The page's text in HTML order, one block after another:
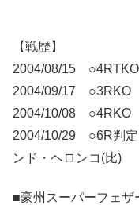
【戦歴】
2004/08/15
2004/09/17 ○3RKO
2004/10/08 ○4RKO
2004/10/29 ○6R判
ンド・ヘロンコ(比)
■豪州スーパーフェザ